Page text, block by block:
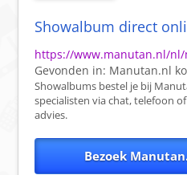
Showalbum direct
https://www.manutan.nl/
Gevonden in: Manutan.nl
Showalbums bestel je bij
specialisten via chat, telefoon
advies.
Bezoek